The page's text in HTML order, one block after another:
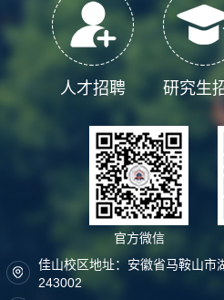
研究生
人才招聘
官方微信
佳山校区地址：安徽省马鞍山
243002